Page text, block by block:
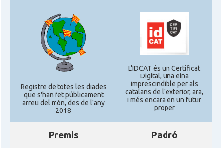
Registre de totes les diades
que s'han fet públicament
arreu del món, des de l'any
2018
L'IDCAT és un Certificat
Digital, una eina
imprescindible per als
catalans de l'exterior, ara,
i més encara en un futur
proper
Premis Padró